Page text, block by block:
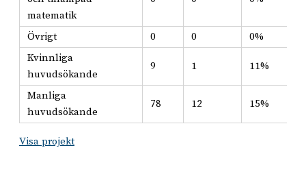
matematik
Övrigt 0 0
0%
Kvinnliga
huvudsökande
9 1 11%
Manliga
huvudsökande
78 12 15%
Visa projekt